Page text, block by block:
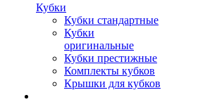
Кубки
Кубки стандартные
Кубки
оригинальные
Кубки престижные
Комплекты кубков
Крышки для кубков